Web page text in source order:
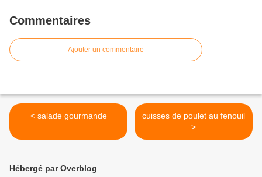
Commentaires
Ajouter un commentaire
< salade gourmande
cuisses de poulet au fenouil
>
Hébergé par Overblog